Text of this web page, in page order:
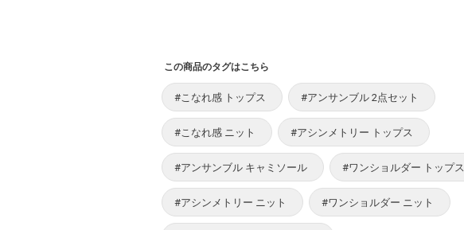
この商品のタグはこちら
#こなれ感 トップス #アンサンブル 2点セット
#こなれ感 ニット #アシンメトリー トップス
#アンサンブル キャミソール #ワンショルダー トップス
#アシンメトリー ニット #ワンショルダー ニット